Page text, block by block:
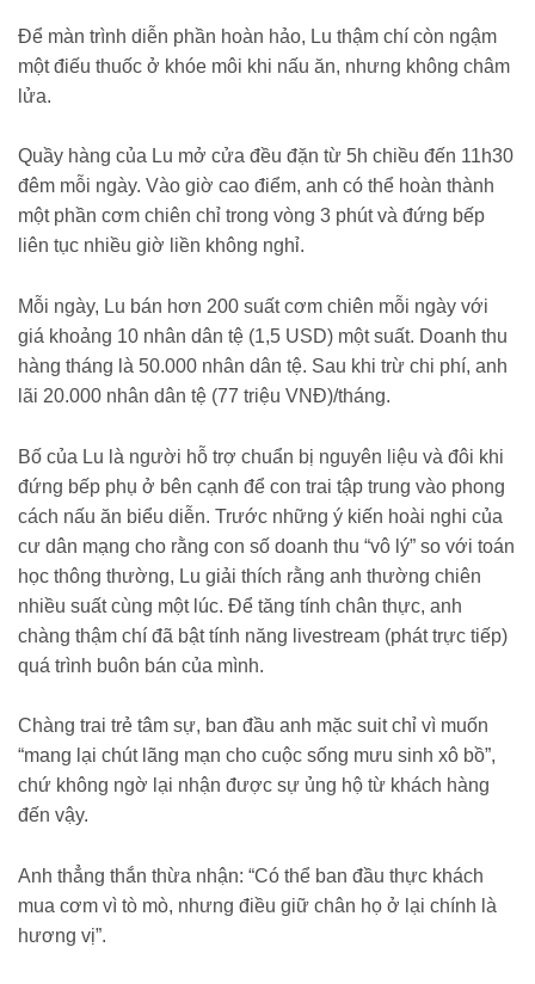
Để màn trình diễn phần hoàn hảo, Lu thậm chí còn ngậm
một điếu thuốc ở khóe môi khi nấu ăn, nhưng không châm
lửa.
Quầy hàng của Lu mở cửa đều đặn từ 5h chiều đến 11h30
đêm mỗi ngày. Vào giờ cao điểm, anh có thể hoàn thành
một phần cơm chiên chỉ trong vòng 3 phút và đứng bếp
liên tục nhiều giờ liền không nghỉ.
Mỗi ngày, Lu bán hơn 200 suất cơm chiên mỗi ngày với
giá khoảng 10 nhân dân tệ (1,5 USD) một suất. Doanh thu
hàng tháng là 50.000 nhân dân tệ. Sau khi trừ chi phí, anh
lãi 20.000 nhân dân tệ (77 triệu VNĐ)/tháng.
Bố của Lu là người hỗ trợ chuẩn bị nguyên liệu và đôi khi
đứng bếp phụ ở bên cạnh để con trai tập trung vào phong
cách nấu ăn biểu diễn. Trước những ý kiến hoài nghi của
cư dân mạng cho rằng con số doanh thu “vô lý” so với toán
học thông thường, Lu giải thích rằng anh thường chiên
nhiều suất cùng một lúc. Để tăng tính chân thực, anh
chàng thậm chí đã bật tính năng livestream (phát trực tiếp)
quá trình buôn bán của mình.
Chàng trai trẻ tâm sự, ban đầu anh mặc suit chỉ vì muốn
“mang lại chút lãng mạn cho cuộc sống mưu sinh xô bồ”,
chứ không ngờ lại nhận được sự ủng hộ từ khách hàng
đến vậy.
Anh thẳng thắn thừa nhận: “Có thể ban đầu thực khách
mua cơm vì tò mò, nhưng điều giữ chân họ ở lại chính là
hương vị”.